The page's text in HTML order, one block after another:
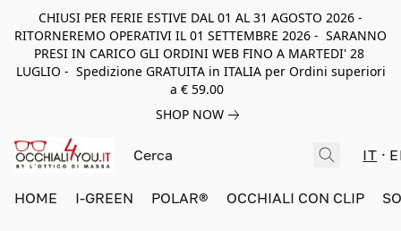
CHIUSI PER FERIE ESTIVE DAL 01 AL 31 AGOSTO 2026 -
RITORNEREMO OPERATIVI IL 01 SETTEMBRE 2026 - SARANNO
PRESI IN CARICO GLI ORDINI WEB FINO A MARTEDI' 28
LUGLIO - Spedizione GRATUITA in ITALIA per Ordini superiori
a € 59.00
SHOP NOW
IT
HOME I-GREEN POLAR® OCCHIALI CON CLIP